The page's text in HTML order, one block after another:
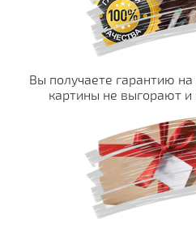
Вы получаете гарантию
картины не выгорают и